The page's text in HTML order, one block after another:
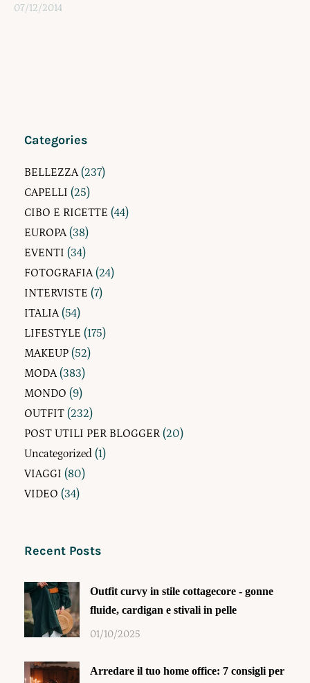
07/12/2014
Categories
BELLEZZA(237)
CAPELLI (25)
CIBO E RICETTE (44)
EUROPA(38)
EVENTI (34)
FOTOGRAFIA(24)
INTERVISTE (7)
ITALIA(54)
LIFESTYLE (175)
MAKEUP (52)
MODA(383)
MONDO (9)
OUTFIT (232)
POST UTILI PER BLOGGER (20)
Uncategorized (1)
VIAGGI (80)
VIDEO (34)
Recent Posts
Outfit curvy in stile cottagecore - gonne
fluide, cardigan e stivali in pelle
01/10/2025
Arredare il tuo home office: 7 consigli per